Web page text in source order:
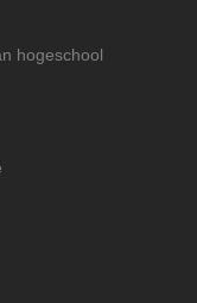
hogeschool